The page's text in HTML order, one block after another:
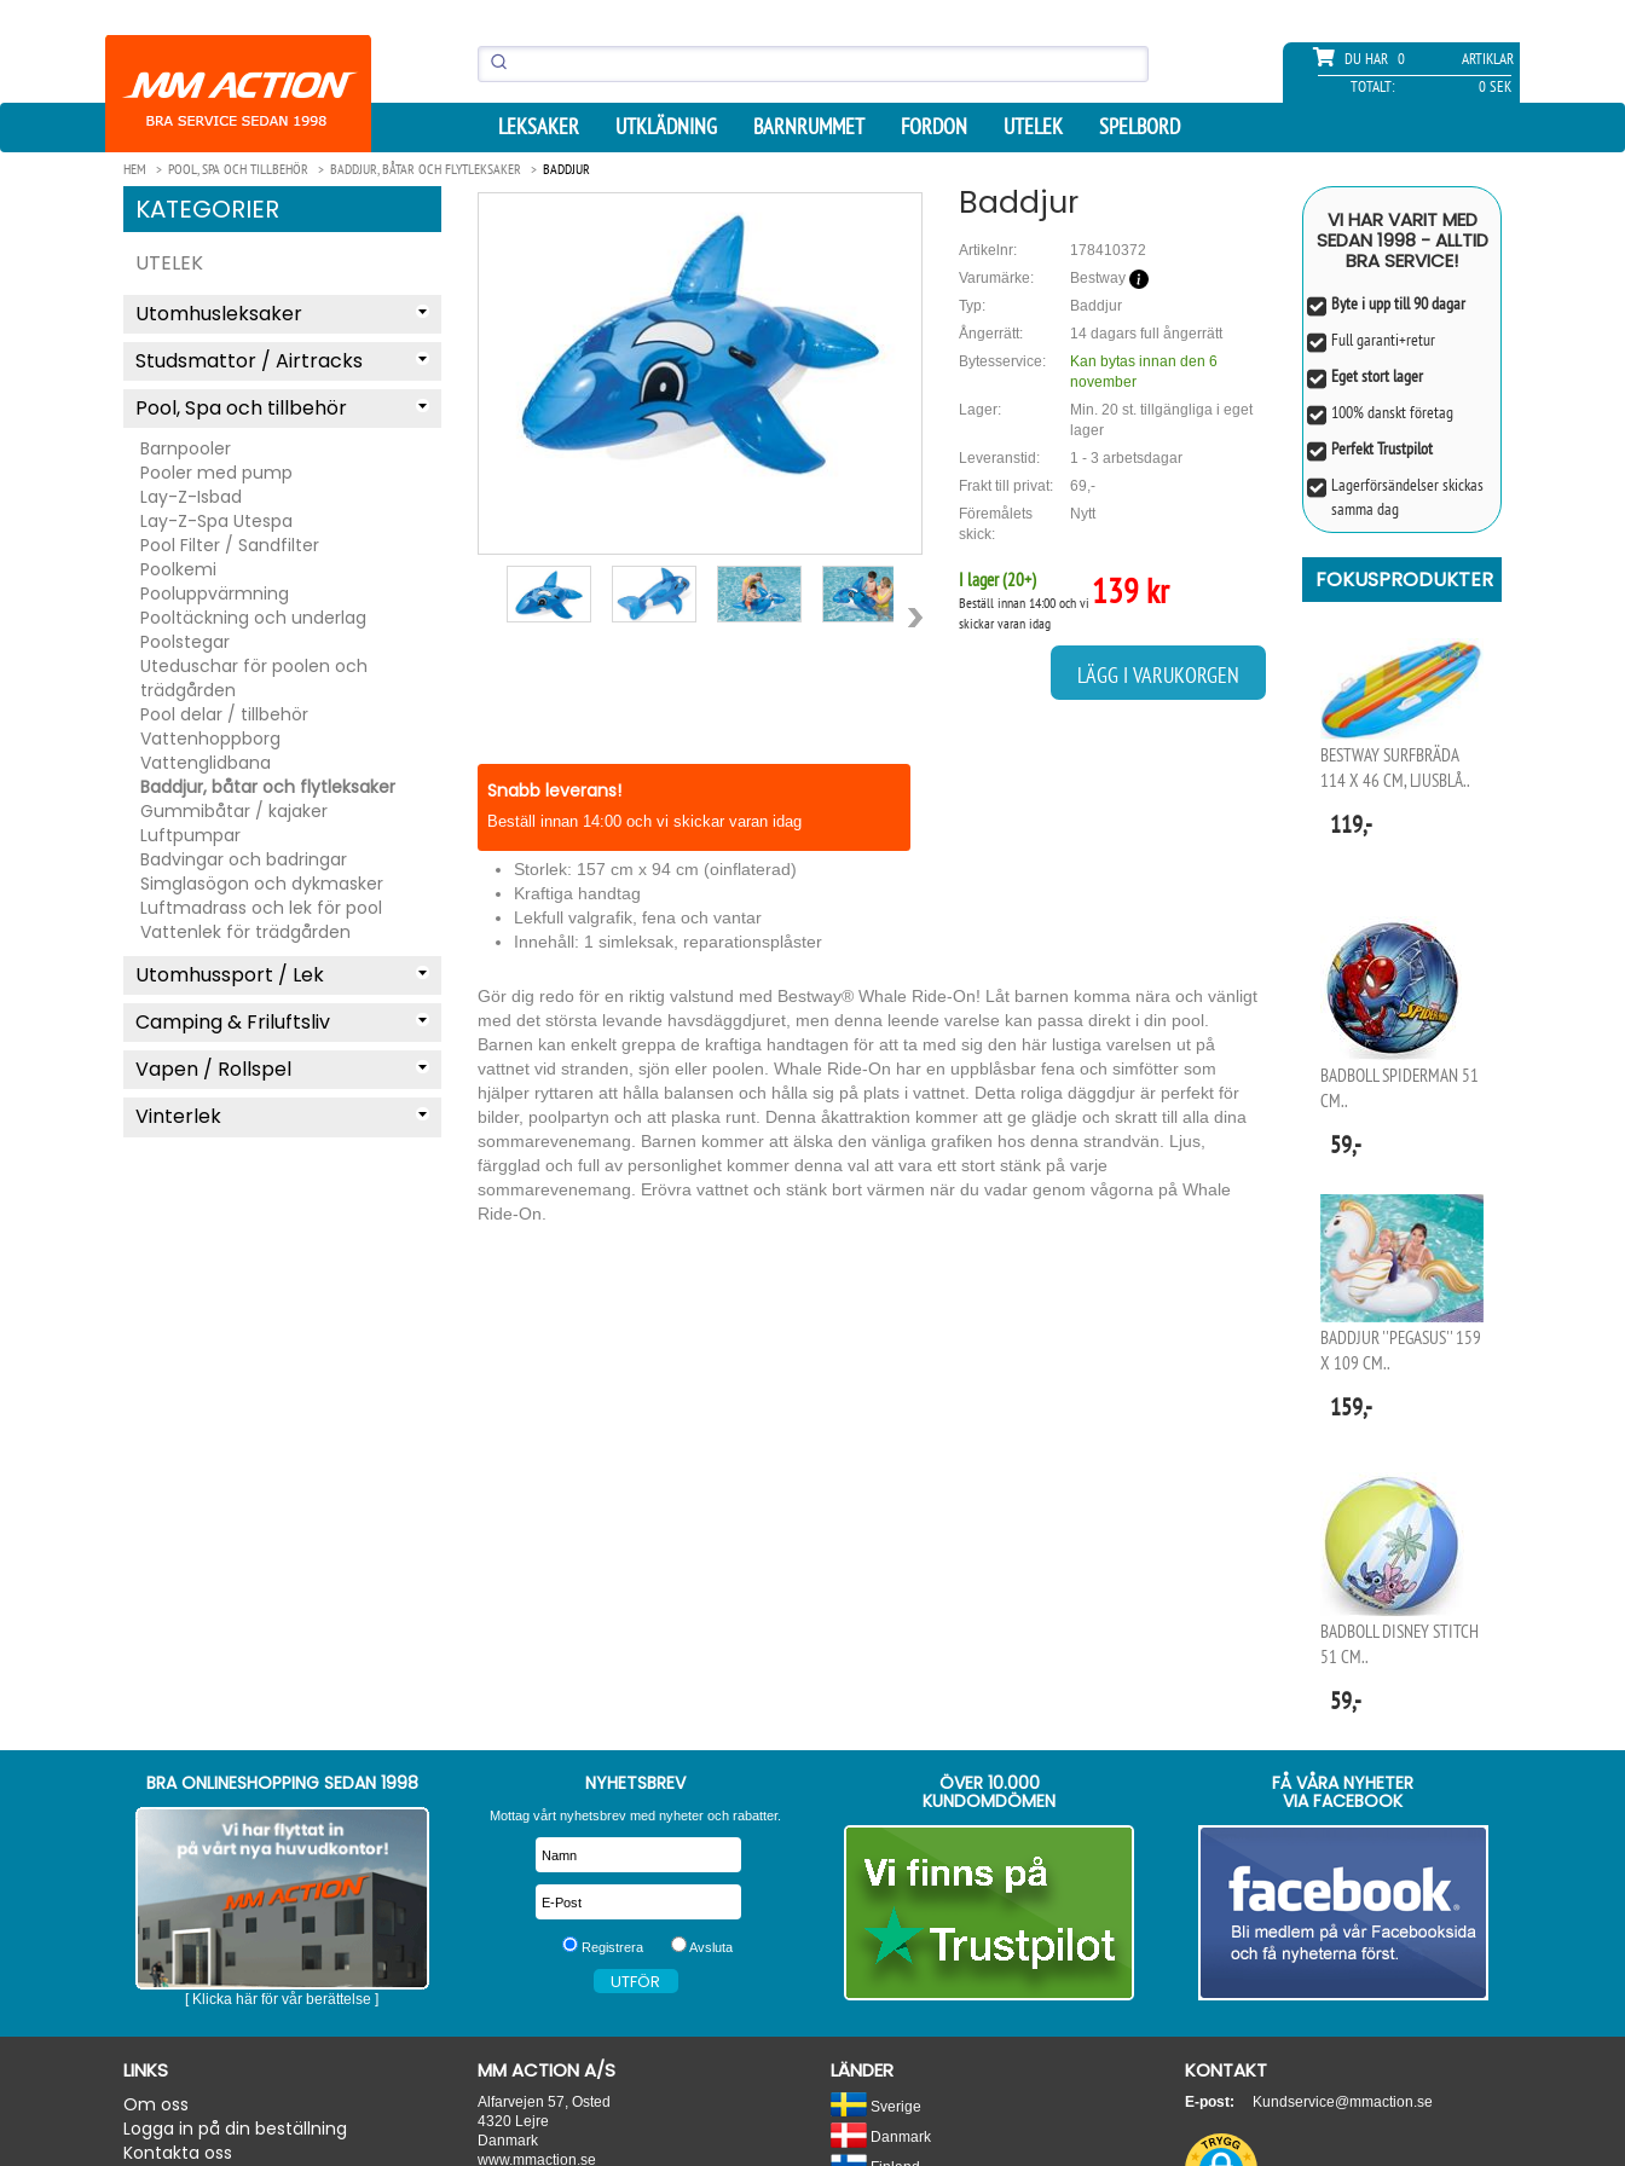
DU HAR 0
ARTIKLAR
TOTALT:
0 SEK
LEKSAKER UTKLÄDNING BARNRUMMET FORDON UTELEK SPELBORD
HEM POOL, SPA OCH TILLBEHÖR BADDJUR, BÅTAR OCH FLYTLEKSAKER BADDJUR
KATEGORIER
UTELEK
Utomhusleksaker
Studsmattor / Airtracks
Pool, Spa och tillbehör
Barnpooler
Pooler med pump
Lay-Z-Isbad
Lay-Z-Spa Utespa
Pool Filter / Sandfilter
Poolkemi
Pooluppvärmning
Pooltäckning och underlag
Poolstegar
Uteduschar för poolen och
trädgården
Pool delar / tillbehör
Vattenhoppborg
Vattenglidbana
Baddjur, båtar och flytleksaker
Gummibåtar / kajaker
Luftpumpar
Badvingar och badringar
Simglasögon och dykmasker
Luftmadrass och lek för pool
Vattenlek för trädgården
Utomhussport / Lek
Camping & Friluftsliv
Vapen / Rollspel
Vinterlek
Snabb leverans!
Beställ innan 14:00 och vi skickar varan idag
Baddjur
Artikelnr:
178410372
Varumärke:
Bestway
Typ:
Baddjur
Ångerrätt:
14 dagars full ångerrätt
Bytesservice:
Kan bytas innan den 6
november
Lager:
Min. 20 st. tillgängliga i eget
lager
Leveranstid:
1 - 3 arbetsdagar
Frakt till privat:
69,-
Föremålets
skick:
Nytt
I lager (20+)
Beställ innan 14:00 och vi
skickar varan idag
139 kr
LÄGG I VARUKORGEN
Storlek: 157 cm x 94 cm (oinflaterad)
Kraftiga handtag
Lekfull valgrafik, fena och vantar
Innehåll: 1 simleksak, reparationsplåster
Gör dig redo för en riktig valstund med Bestway® Whale Ride-On! Låt barnen komma nära och vänligt
med det största levande havsdäggdjuret, men denna leende varelse kan passa direkt i din pool.
Barnen kan enkelt greppa de kraftiga handtagen för att ta med sig den här lustiga varelsen ut på
vattnet vid stranden, sjön eller poolen. Whale Ride-On har en uppblåsbar fena och simfötter som
hjälper ryttaren att hålla balansen och hålla sig på plats i vattnet. Detta roliga däggdjur är perfekt för
bilder, poolpartyn och att plaska runt. Denna åkattraktion kommer att ge glädje och skratt till alla dina
sommarevenemang. Barnen kommer att älska den vänliga grafiken hos denna strandvän. Ljus,
färgglad och full av personlighet kommer denna val att vara ett stort stänk på varje
sommarevenemang. Erövra vattnet och stänk bort värmen när du vadar genom vågorna på Whale
Ride-On.
VI HAR VARIT MED
SEDAN 1998 - ALLTID
BRA SERVICE!
Byte i upp till 90 dagar
Full garanti+retur
Eget stort lager
100% danskt företag
Perfekt Trustpilot
Lagerförsändelser skickas
samma dag
FOKUSPRODUKTER
BESTWAY SURFBRÄDA
114 X 46 CM, LJUSBLÅ..
119,-
BADBOLL SPIDERMAN 51
CM..
59,-
BADDJUR ''PEGASUS'' 159
X 109 CM..
159,-
BADBOLL DISNEY STITCH
51 CM..
59,-
BRA ONLINESHOPPING SEDAN 1998
[ Klicka här för vår berättelse ]
NYHETSBREV
Mottag vårt nyhetsbrev med nyheter och rabatter.
Registrera Avsluta
ÖVER 10.000
KUNDOMDÖMEN
FÅ VÅRA NYHETER
VIA FACEBOOK
LINKS
Om oss
Logga in på din beställning
Kontakta oss
MM ACTION A/S
Alfarvejen 57, Osted
4320 Lejre
Danmark
www.mmaction.se
LÄNDER
Sverige
Danmark
KONTAKT
E-post: Kundservice@mmaction.se